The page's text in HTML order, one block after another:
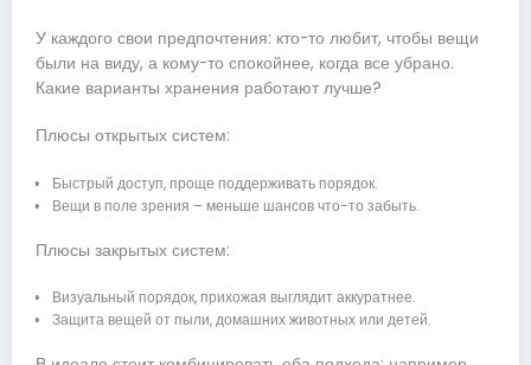
У каждого свои предпочтения: кто-то любит, чтобы вещи
были на виду, а кому-то спокойнее, когда все убрано.
Какие варианты хранения работают лучше?
Плюсы открытых систем:
Быстрый доступ, проще поддерживать порядок.
Вещи в поле зрения – меньше шансов что-то забыть.
Плюсы закрытых систем:
Визуальный порядок, прихожая выглядит аккуратнее.
Защита вещей от пыли, домашних животных или детей.